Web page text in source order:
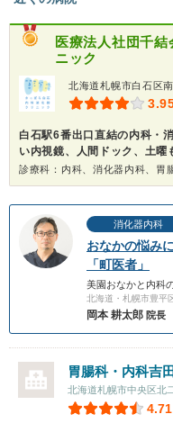
医療法人社団千結
ニック
北海道札幌市白石区
白石駅6番出口直結の内科・
い内視鏡、人間ドック、土曜
診療科：内科、消化器内科、胃
消化器内科
おなかの悩み
「町医者」
美園おなかと内科
北海道・札幌市豊平
岡本 耕太郎 院長
胃腸科・内科吉
北海道札幌市中央区北
4.71